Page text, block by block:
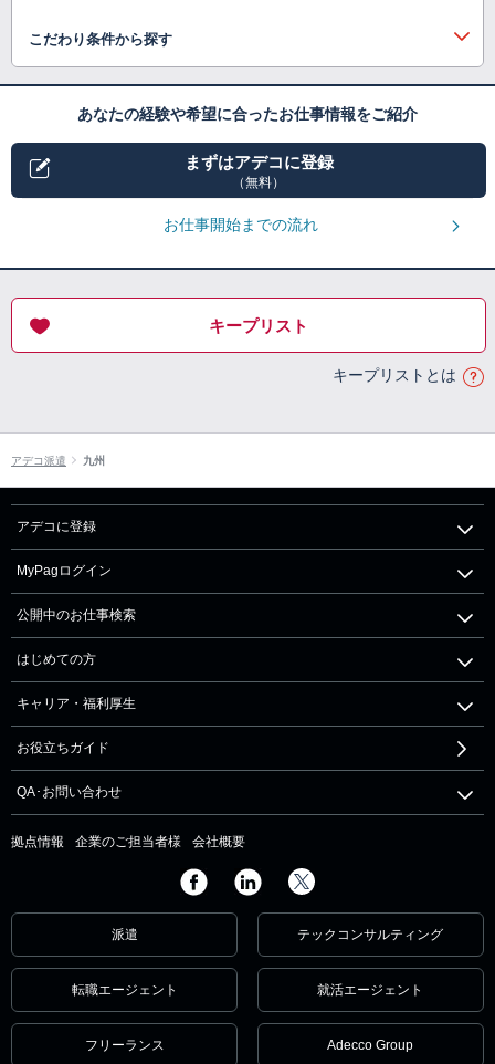
こだわり条件から探す
あなたの経験や希望に合ったお仕事情報をご紹介
まずはアデコに登録
（無料）
お仕事開始までの流れ
キープリスト
キープリストとは
アデコ派遣 九州
アデコに登録
MyPagログイン
公開中のお仕事検索
はじめての方
キャリア・福利厚生
お役立ちガイド
QA･お問い合わせ
拠点情報 企業のご担当者様 会社概要
派遣 テックコンサルティング
転職エージェント 就活エージェント
フリーランス Adecco Group